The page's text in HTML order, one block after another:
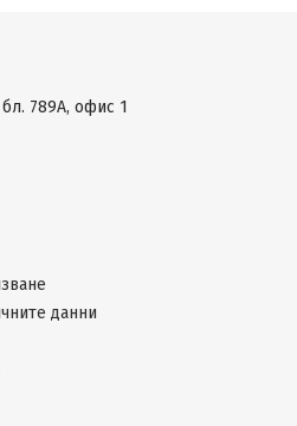
789А, офис 1
данни